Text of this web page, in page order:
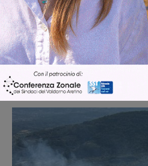
Articolo precedente
Torneo di quinta categoria e seniores
a Reggello
Ultime Notizie